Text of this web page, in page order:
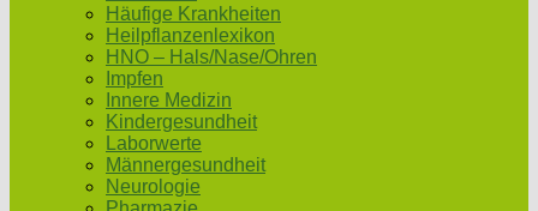
Häufige Krankheiten
Heilpflanzenlexikon
HNO – Hals/Nase/Ohren
Impfen
Innere Medizin
Kindergesundheit
Laborwerte
Männergesundheit
Neurologie